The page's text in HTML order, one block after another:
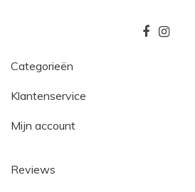
Categorieën
Klantenservice
Mijn account
Reviews